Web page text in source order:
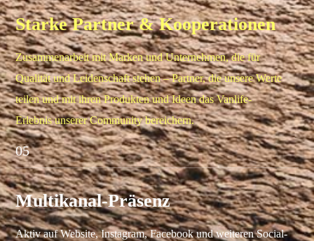
Starke Partner & Kooperationen
Zusammenarbeit mit Marken und Unternehmen, die für
Qualität und Leidenschaft stehen – Partner, die unsere Werte
teilen und mit ihren Produkten und Ideen das Vanlife-
Erlebnis unserer Community bereichern.
05
Multikanal-Präsenz
Aktiv auf Website, Instagram, Facebook und weiteren Social-